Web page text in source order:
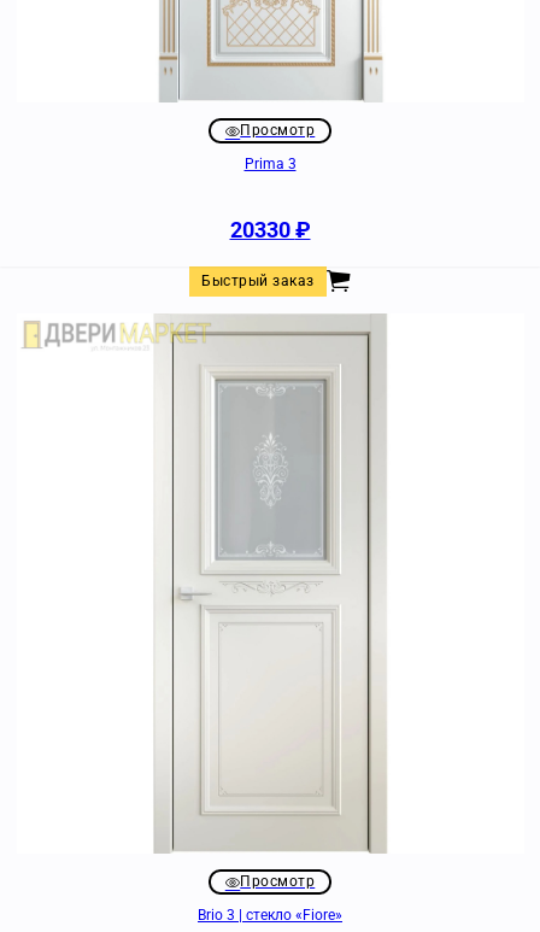
Просмотр
Prima 3
20330₽
Быстрый заказ
Просмотр
Brio 3 | стекло «Fiore»